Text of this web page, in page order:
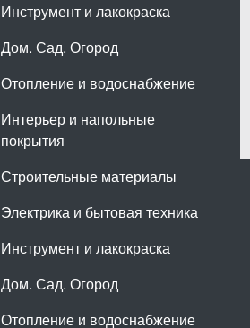
Инструмент и лакокраска
Дом. Сад. Огород
Отопление и водоснабжение
Интерьер и напольные
покрытия
Строительные материалы
Электрика и бытовая техника
Инструмент и лакокраска
Дом. Сад. Огород
Отопление и водоснабжение